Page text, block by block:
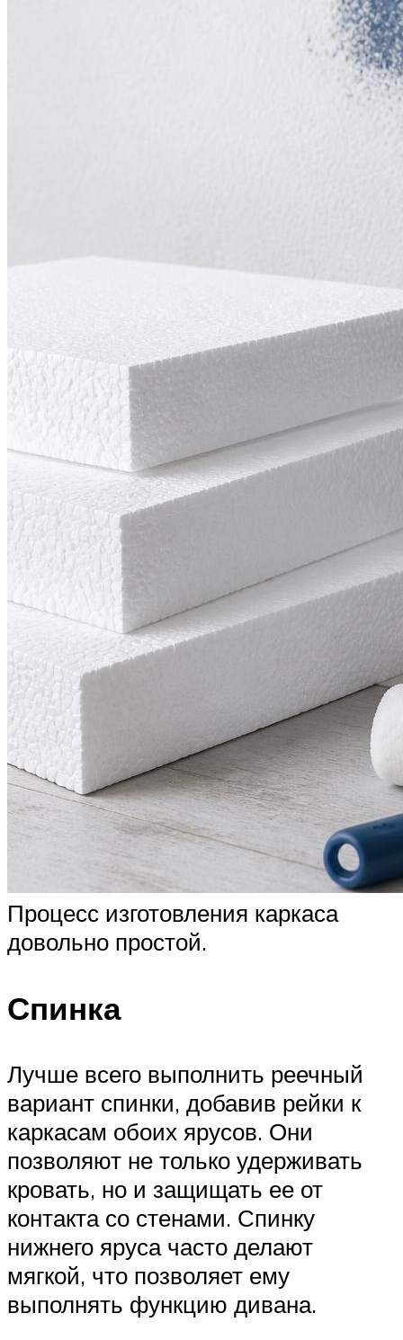
Процесс изготовления каркаса
довольно простой.
Спинка
Лучше всего выполнить реечный
вариант спинки, добавив рейки к
каркасам обоих ярусов. Они
позволяют не только удерживать
кровать, но и защищать ее от
контакта со стенами. Спинку
нижнего яруса часто делают
мягкой, что позволяет ему
выполнять функцию дивана.